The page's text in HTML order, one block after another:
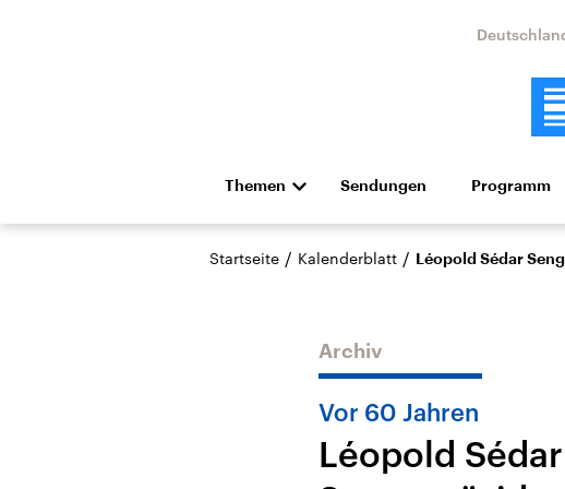
Themen
Die Nachrichten Politik Wirtschaft
Hörspiel und Feature Musik
Landtagswahl Sachsen-
USA
Sendungen Programm
Startseite / Kalenderblatt / Léopold Sédar
Archiv
Vor 60 Jahren
Léopold